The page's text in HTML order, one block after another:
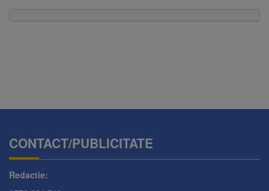
CONTACT/PUBLICITATE
Redactie: